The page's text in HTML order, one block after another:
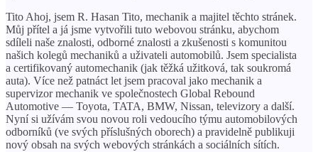
Tito Ahoj, jsem R. Hasan Tito, mechanik a majitel těchto stránek.
Můj přítel a já jsme vytvořili tuto webovou stránku, abychom
sdíleli naše znalosti, odborné znalosti a zkušenosti s komunitou
našich kolegů mechaniků a uživateli automobilů. Jsem specialista
a certifikovaný automechanik (jak těžká užitková, tak soukromá
auta). Více než patnáct let jsem pracoval jako mechanik a
supervizor mechanik ve společnostech Global Rebound
Automotive — Toyota, TATA, BMW, Nissan, televizory a další.
Nyní si užívám svou novou roli vedoucího týmu automobilových
odborníků (ve svých příslušných oborech) a pravidelně publikuji
nový obsah na svých webových stránkách a sociálních sítích.